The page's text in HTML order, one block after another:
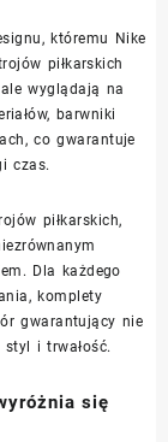
któremu Nike
piłkarskich
wyglądają na
barwniki
co gwarantuje
czas.
piłkarskich,
Dla każdego
komplety
gwarantujący nie
i trwałość.
się